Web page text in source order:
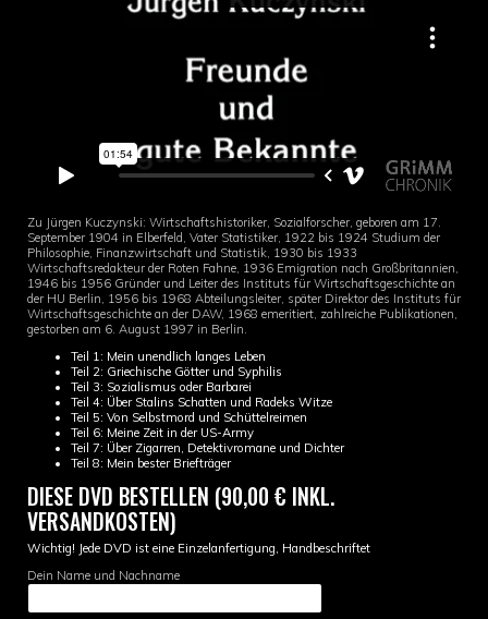
Zu Jürgen Kuczynski: Wirtschaftshistoriker, Sozialforscher, geboren am 17.
September 1904 in Elberfeld, Vater Statistiker, 1922 bis 1924 Studium der
Philosophie, Finanzwirtschaft und Statistik, 1930 bis 1933
Wirtschaftsredakteur der Roten Fahne, 1936 Emigration nach Großbritannien,
1946 bis 1956 Gründer und Leiter des Instituts für Wirtschaftsgeschichte an
der HU Berlin, 1956 bis 1968 Abteilungsleiter, später Direktor des Instituts für
Wirtschaftsgeschichte an der DAW, 1968 emeritiert, zahlreiche Publikationen,
gestorben am 6. August 1997 in Berlin.
Teil 1: Mein unendlich langes Leben
Teil 2: Griechische Götter und Syphilis
Teil 3: Sozialismus oder Barbarei
Teil 4: Über Stalins Schatten und Radeks Witze
Teil 5: Von Selbstmord und Schüttelreimen
Teil 6: Meine Zeit in der US-Army
Teil 7: Über Zigarren, Detektivromane und Dichter
Teil 8: Mein bester Briefträger
DIESE DVD BESTELLEN (90,00 € INKL.
VERSANDKOSTEN)
Wichtig! Jede DVD ist eine Einzelanfertigung, Handbeschriftet
Dein Name und Nachname